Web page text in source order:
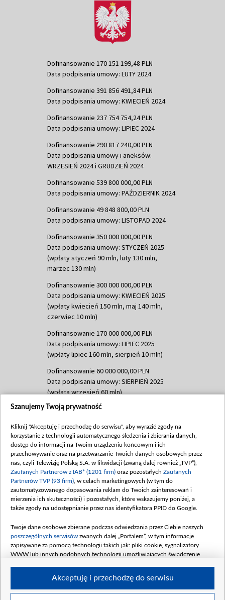
Dofinansowanie 170 151 199,48 PLN
Data podpisania umowy: LUTY 2024
Dofinansowanie 391 856 491,84 PLN
Data podpisania umowy: KWIECIEŃ 2024
Dofinansowanie 237 754 754,24 PLN
Data podpisania umowy: LIPIEC 2024
Dofinansowanie 290 817 240,00 PLN
Data podpisania umowy i aneksów:
WRZESIEŃ 2024 i GRUDZIEŃ 2024
Dofinansowanie 539 800 000,00 PLN
Data podpisania umowy: PAŹDZIERNIK 2024
Dofinansowanie 49 848 800,00 PLN
Data podpisania umowy: LISTOPAD 2024
Dofinansowanie 350 000 000,00 PLN
Data podpisania umowy: STYCZEŃ 2025
(wpłaty styczeń 90 mln, luty 130 mln,
marzec 130 mln)
Dofinansowanie 300 000 000,00 PLN
Data podpisania umowy: KWIECIEŃ 2025
(wpłaty kwiecień 150 mln, maj 140 mln,
czerwiec 10 mln)
Dofinansowanie 170 000 000,00 PLN
Data podpisania umowy: LIPIEC 2025
(wpłaty lipiec 160 mln, sierpień 10 mln)
Dofinansowanie 60 000 000,00 PLN
Data podpisania umowy: SIERPIEŃ 2025
(wpłata wrzesień 60 mln)
Dofinansowanie 635 783 051,21 PLN
(wpłata wrzesień 100 mln, październik 350
mln, listopad 265 mln)
Dofinansowanie 48 862 000,00 PLN
Data podpisania umowy: GRUDZIEŃ 2025
(wpłata grudzień 60,548 mln)
Dofinansowanie 900 000 000,00 PLN
Data podpisania umowy: LUTY 2026 (wpłata
kwiecień 180 mln, 7 maja 180 mln, 8
czerwca 90 mln)
Dofinansowanie 250 000 000,00 PLN
4 sierpnia 250 mln
Szanujemy Twoją prywatność
Kliknij "Akceptuję i przechodzę do serwisu", aby wyrazić zgody na
korzystanie z technologii automatycznego śledzenia i zbierania danych,
dostęp do informacji na Twoim urządzeniu końcowym i ich
przechowywanie oraz na przetwarzanie Twoich danych osobowych przez
nas, czyli Telewizję Polską S.A. w likwidacji (zwaną dalej również „TVP”),
Zaufanych Partnerów z IAB* (1201 firm) oraz pozostałych Zaufanych
Partnerów TVP (93 firm) , w celach marketingowych (w tym do
zautomatyzowanego dopasowania reklam do Twoich zainteresowań i
mierzenia ich skuteczności) i pozostałych, które wskazujemy poniżej, a
także zgody na udostępnianie przez nas identyfikatora PPID do Google.
Twoje dane osobowe zbierane podczas odwiedzania przez Ciebie naszych
poszczególnych serwisów zwanych dalej „Portalem”, w tym informacje
zapisywane za pomocą technologii takich jak: pliki cookie, sygnalizatory
WWW lub innych podobnych technologii umożliwiających świadczenie
Akceptuję i przechodzę do serwisu